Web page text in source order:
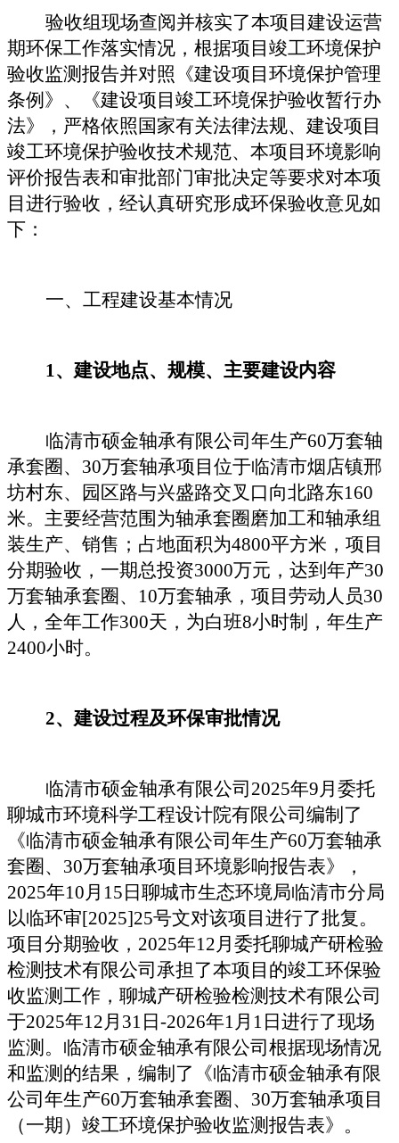
验收组现场查阅并核实了本项目建设运营
期环保工作落实情况，根据项目竣工环境保护
验收监测报告并对照《建设项目环境保护管理
条例》、《建设项目竣工环境保护验收暂行办
法》，严格依照国家有关法律法规、建设项目
竣工环境保护验收技术规范、本项目环境影响
评价报告表和审批部门审批决定等要求对本项
目进行验收，经认真研究形成环保验收意见如
下：
一、工程建设基本情况
1、建设地点、规模、主要建设内容
临清市硕金轴承有限公司年生产60万套轴
承套圈、30万套轴承项目位于临清市烟店镇邢
坊村东、园区路与兴盛路交叉口向北路东160
米。主要经营范围为轴承套圈磨加工和轴承组
装生产、销售；占地面积为4800平方米，项目
分期验收，一期总投资3000万元，达到年产30
万套轴承套圈、10万套轴承，项目劳动人员30
人，全年工作300天，为白班8小时制，年生产
2400小时。
2、建设过程及环保审批情况
临清市硕金轴承有限公司 2025年9月委托
聊城市环境科学工程设计院有限公司 编制了
《临清市硕金轴承有限公司年生产60万套轴承
套圈、 30万套轴承项目环境影响报告表》，
2025年10月 15 日 聊城市生态环境局临清市分局
以临环审[2025]25号文对该项目进行了批复。
项目分期验收， 2025年12月委托聊城产研检验
检测技术有限公司 承担了本项目的竣工环保验
收监测工作， 聊城产研检验检测技术有限公司
于2025年12月 31 日 -2026年1月 1 日进行了现场
监测。 临清市硕金轴承有限公司 根据现场情况
和监测的结果，编制了《临清市硕金轴承有限
公司年生产60万套轴承套圈、 30万套轴承项目
（一期） 竣工环境保护验收监测报告表》。